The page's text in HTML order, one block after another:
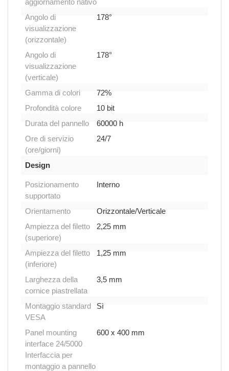
Angolo di
visualizzazione
(orizzontale)
178°
Angolo di
visualizzazione
(verticale)
178°
Gamma di colori
72%
Profondità colore
10 bit
Durata del pannello
60000 h
Ore di servizio
(ore/giorni)
24/7
Design
Posizionamento
supportato
Interno
Orientamento
Orizzontale/Verticale
Ampiezza del filetto
(superiore)
2,25 mm
Ampiezza del filetto
(inferiore)
1,25 mm
Larghezza della
cornice piastrellata
3,5 mm
Montaggio standard
VESA
Sì
Panel mounting
interface 24/5000
Interfaccia per
montaggio a pannello
600 x 400 mm